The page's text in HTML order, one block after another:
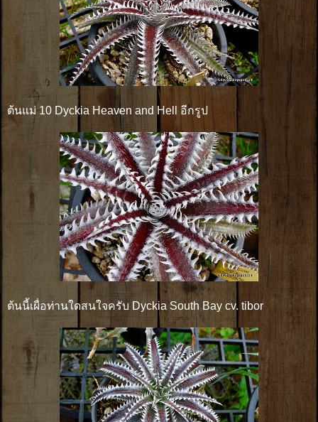
ต้นแม่ 10 Dyckia Heaven and Hell อีกรูป
ต้นนี้เผื่อท่านใดสนใจครับ Dyckia South Bay cv. tibor